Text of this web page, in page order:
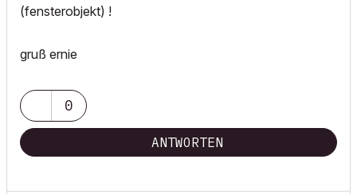
(fensterobjekt) !
gruß ernie
0
ANTWORTEN